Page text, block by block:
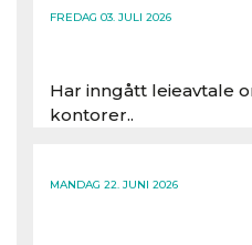
FREDAG 03. JULI 2026
Har inngått leieavtale
kontorer..
MANDAG 22. JUNI 2026